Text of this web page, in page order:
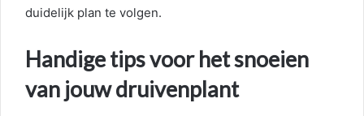
duidelijk plan te volgen.
Handige tips voor het snoeien
van jouw druivenplant